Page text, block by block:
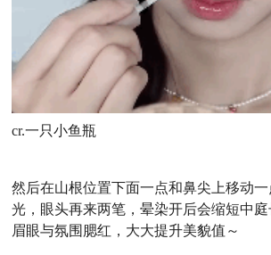
cr.一只小鱼瓶
然后在山根位置下面一点和鼻尖上移动
光，眼头再来两笔，晕染开后会缩短中
眉眼与氛围腮红，大大提升美貌值～